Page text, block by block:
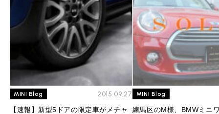
MINI Blog 2015.09.27
【速報】新型5ドアの限定車がメチャ
MINI Blog
練馬区のM様、BMWミニ